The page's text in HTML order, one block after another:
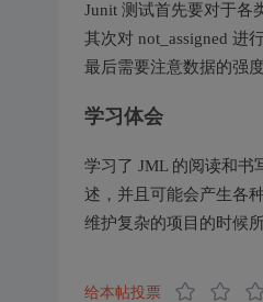
Junit 测试首先要对于各
其次对 not_assigned 进
最后需要注意数据的强
学习体会
学习了 JML 的阅读和书
述，并且可能会产生各
维护复杂的项目的时候所
给本帖投票